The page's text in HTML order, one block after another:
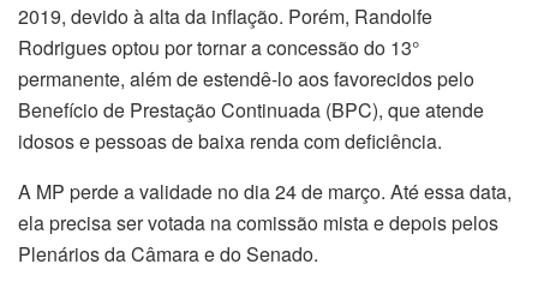
2019, devido à alta da inflação. Porém, Randolfe
Rodrigues optou por tornar a concessão do 13°
permanente, além de estendê-lo aos favorecidos pelo
Benefício de Prestação Continuada (BPC), que atende
idosos e pessoas de baixa renda com deficiência.
A MP perde a validade no dia 24 de março. Até essa data,
ela precisa ser votada na comissão mista e depois pelos
Plenários da Câmara e do Senado.